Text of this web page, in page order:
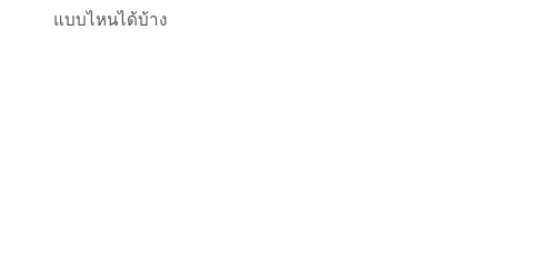
แบบไหนได้บ้าง